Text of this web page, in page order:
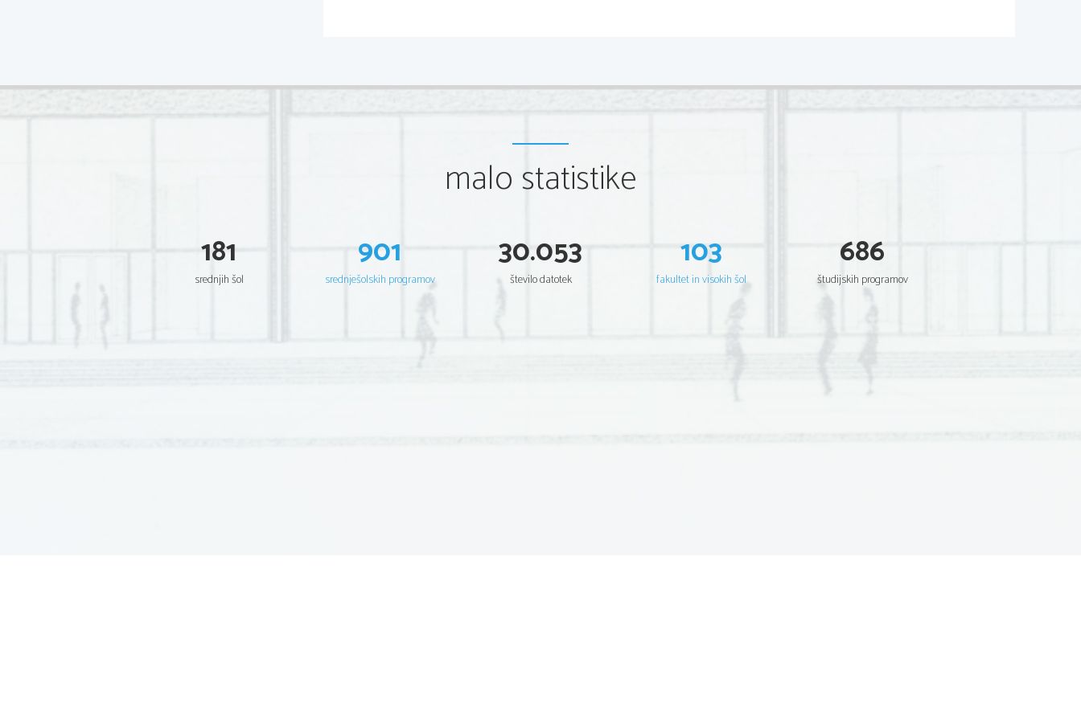
malo statistike
181
srednjih šol
901
srednješolskih programov
30.053
število datotek
103
fakultet in visokih šol
686
študijskih programov